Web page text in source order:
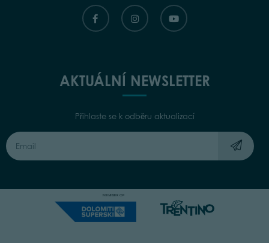
AKTUÁLNÍ NEWSLETTER
Přihlaste se k odběru aktualizací